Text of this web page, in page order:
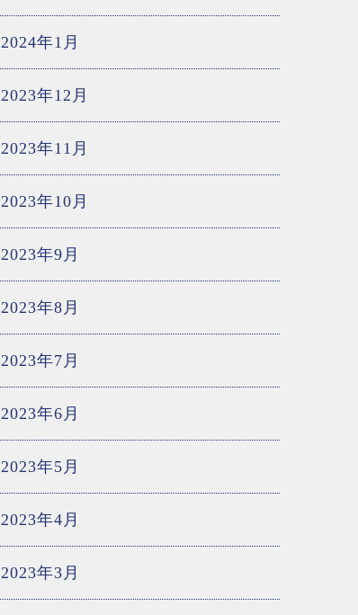
2024年1月
2023年12月
2023年11月
2023年10月
2023年9月
2023年8月
2023年7月
2023年6月
2023年5月
2023年4月
2023年3月